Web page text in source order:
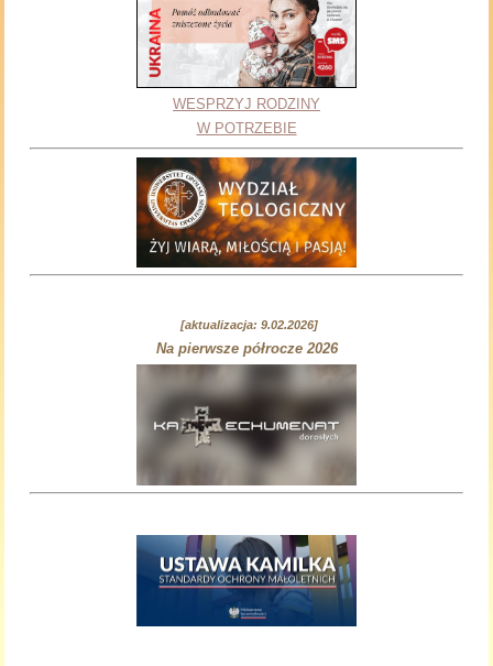
WESPRZYJ RODZINY
W POTRZEBIE
[aktualizacja: 9.02.2026]
Na pierwsze półrocze 2026